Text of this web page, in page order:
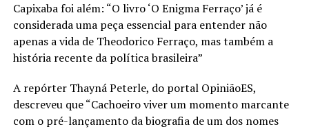
Capixaba foi além: “O livro ‘O Enigma Ferraço’ já é
considerada uma peça essencial para entender não
apenas a vida de Theodorico Ferraço, mas também a
história recente da política brasileira”
A repórter Thayná Peterle, do portal OpiniãoES,
descreveu que “Cachoeiro viver um momento marcante
com o pré-lançamento da biografia de um dos nomes